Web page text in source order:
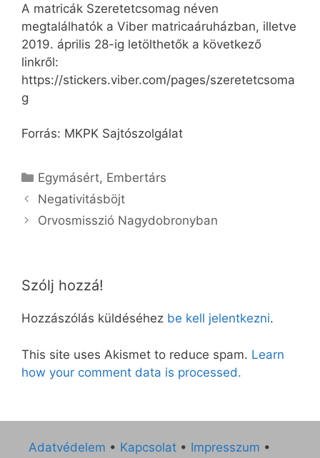
A matricák Szeretetcsomag néven
megtalálhatók a Viber matricaáruházban, illetve
2019. április 28-ig letölthetők a következő
linkről:
https://stickers.viber.com/pages/szeretetcsoma
g
Forrás: MKPK Sajtószolgálat
Kategória
Egymásért, Embertárs
Negativitásböjt
Orvosmisszió Nagydobronyban
Szólj hozzá!
Hozzászólás küldéséhez be kell jelentkezni.
This site uses Akismet to reduce spam. Learn
how your comment data is processed.
Adatvédelem • Kapcsolat • Impresszum •